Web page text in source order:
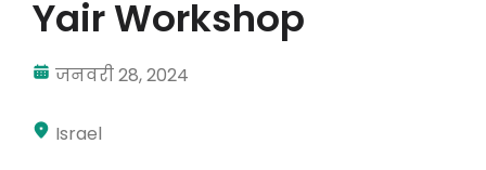
मेरा खाता
दाखिल करना
Yair Workshop
जनवरी 28, 2024
Israel